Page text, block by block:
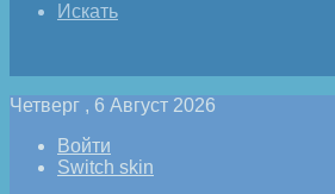
Искать
Четверг , 6 Август 2026
Войти
Switch skin